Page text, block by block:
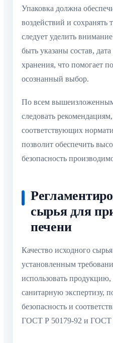
Упаковка должна
воздействий и сохранять
следует уделить
быть указаны состав,
хранения, что помогает
осознанный выбор.
По всем вышеизложенным
следовать
соответствующих
позволит обеспечить
безопасность
сырья для
печени
Качество исходного
установленным
использовать
санитарную экспертизу,
безопасность и
ГОСТ Р 50179-92 и ГОСТ